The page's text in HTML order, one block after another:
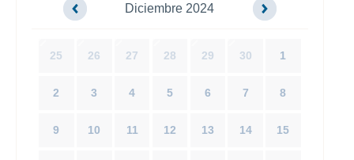
Diciembre 2024
25 26 27 28 29 30 1
2 3 4 5 6 7 8
9 10 11 12 13 14 15